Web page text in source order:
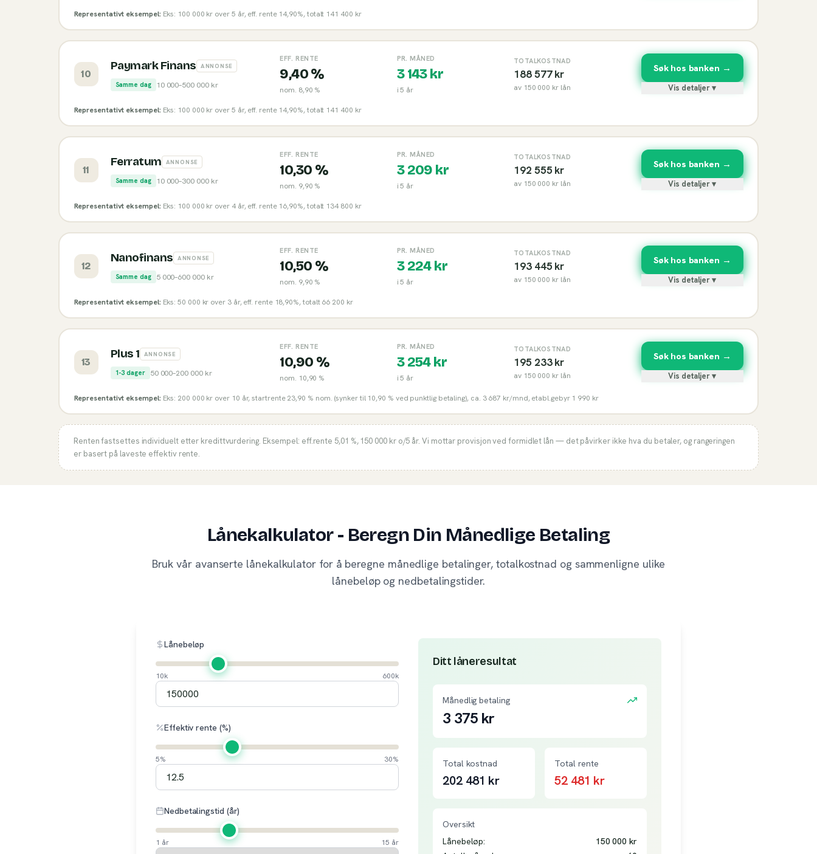
Representativt eksempel: Eks: 100 000 kr over 5 år, eff. rente 14,90%, totalt 141 400 kr
10
Paymark Finans ANNONSE
Samme dag 10 000–500 000kr
EFF. RENTE
9,40 %
nom. 8,90 %
PR. MÅNED
3 143kr
i5 år
TOTALKOSTNAD
188 577kr
av 150 000 kr lån
Søk hos banken →
Vis detaljer ▾
Representativt eksempel: Eks: 100 000 kr over 5 år, eff. rente 14,90%, totalt 141 400 kr
11
Ferratum ANNONSE
Samme dag 10 000–300 000kr
EFF. RENTE
10,30 %
nom. 9,90 %
PR. MÅNED
3 209 kr
i5 år
TOTALKOSTNAD
192 555 kr
av 150 000 kr lån
Søk hos banken →
Vis detaljer ▾
Representativt eksempel: Eks: 100 000 kr over 4 år, eff. rente 16,90%, totalt 134 800 kr
12
Nanofinans ANNONSE
Samme dag 5 000–600 000kr
EFF. RENTE
10,50 %
nom. 9,90 %
PR. MÅNED
3 224kr
i5 år
TOTALKOSTNAD
193 445 kr
av 150 000 kr lån
Søk hos banken →
Vis detaljer ▾
Representativt eksempel: Eks: 50 000 kr over 3 år, eff. rente 18,90%, totalt 66 200 kr
13
Plus 1 ANNONSE
1-3 dager 50 000–200 000kr
EFF. RENTE
10,90 %
nom. 10,90 %
PR. MÅNED
3 254kr
i5 år
TOTALKOSTNAD
195 233kr
av 150 000 kr lån
Søk hos banken →
Vis detaljer ▾
Representativt eksempel: Eks: 200 000 kr over 10 år, startrente 23,90 % nom. (synker til 10,90 % ved punktlig betaling), ca. 3 687 kr/mnd, etabl.gebyr 1 990 kr
Renten fastsettes individuelt etter kredittvurdering. Eksempel: eff.rente 5,01 %, 150 000kr o/5 år. Vi mottar provisjon ved formidlet lån — det påvirker ikke hva du betaler, og rangeringen
er basert på laveste effektiv rente.
Lånekalkulator - Beregn Din Månedlige Betaling
Bruk vår avanserte lånekalkulator for å beregne månedlige betalinger, totalkostnad og sammenligne ulike
lånebeløp og nedbetalingstider.
Lånebeløp
10k 600k
Effektiv rente (%)
5% 30%
Nedbetalingstid (år)
1 år 15 år
Ditt låneresultat
Månedlig betaling
3 375kr
Total kostnad
202 481 kr
Total rente
52 481 kr
Oversikt
Lånebeløp:
150 000 kr